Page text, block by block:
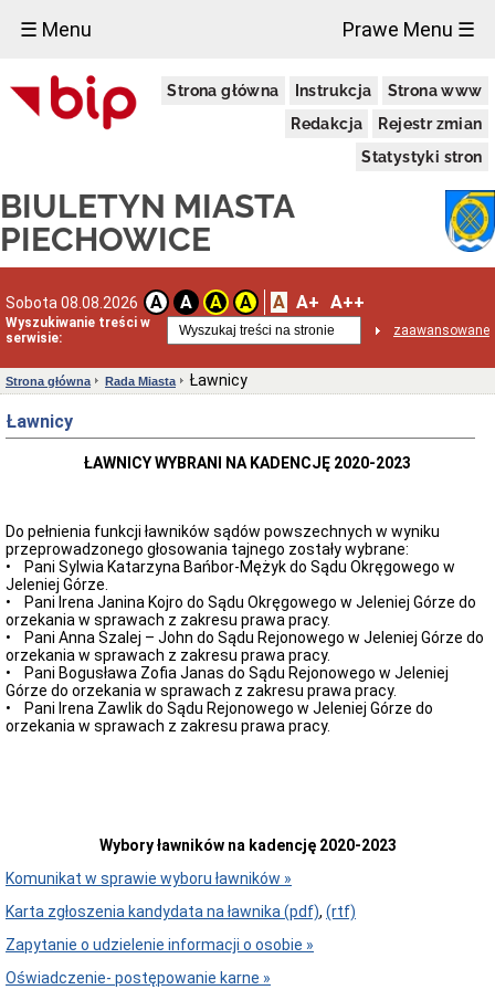
☰ Menu Prawe Menu ☰
Strona główna Instrukcja
Strona www
Redakcja
Rejestr zmian
Statystyki stron
BIULETYN MIASTA
PIECHOWICE
Sobota 08.08.2026 A A A A A A+ A++
Wyszukiwanie treści w
serwisie:
zaawansowane
Miasto
Raporty
Miasta
Strategie
i
Taryfy
za
i
ścieki
Informacje
o
komunalne
Organizacje
pozarządowe
Zarządzanie
kryzysowe
Dotacje
oświatowe
Nieodpłatna
pomoc
prawna
organizacyjny
Dane
teleadresowe
Kontakt
z
urzędnikiem
Strona główna Rada Miasta Ławnicy
Ławnicy
ŁAWNICY WYBRANI NA KADENCJĘ 2020-2023
Do pełnienia funkcji ławników sądów powszechnych w wyniku
przeprowadzonego głosowania tajnego zostały wybrane:
• Pani Sylwia Katarzyna Bańbor-Mężyk do Sądu Okręgowego w
Jeleniej Górze.
• Pani Irena Janina Kojro do Sądu Okręgowego w Jeleniej Górze do
orzekania w sprawach z zakresu prawa pracy.
• Pani Anna Szalej – John do Sądu Rejonowego w Jeleniej Górze do
orzekania w sprawach z zakresu prawa pracy.
• Pani Bogusława Zofia Janas do Sądu Rejonowego w Jeleniej
Górze do orzekania w sprawach z zakresu prawa pracy.
• Pani Irena Zawlik do Sądu Rejonowego w Jeleniej Górze do
orzekania w sprawach z zakresu prawa pracy.
Wybory ławników na kadencję 2020-2023
Komunikat w sprawie wyboru ławników »
Karta zgłoszenia kandydata na ławnika (pdf), (rtf)
Zapytanie o udzielenie informacji o osobie »
Oświadczenie- postępowanie karne »
×